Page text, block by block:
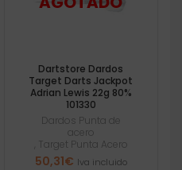
Dartstore Dardos
Target Darts Jackpot
Adrian Lewis 22g 80%
101330
Dardos Punta de
acero
Target Punta Acero
50,31€ Iva incluido